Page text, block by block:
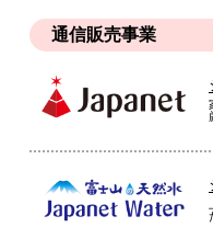
通信販売事業